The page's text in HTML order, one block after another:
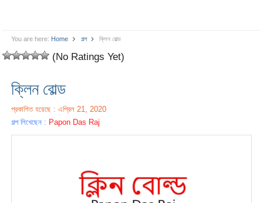
You are here: Home গল্প ক্লিন বোল্ড
(No Ratings Yet)
ক্লিন বোল্ড
প্রকাশিত হয়েছে : এপ্রিল 21, 2020
গল্প লিখেছেন : Papon Das Raj